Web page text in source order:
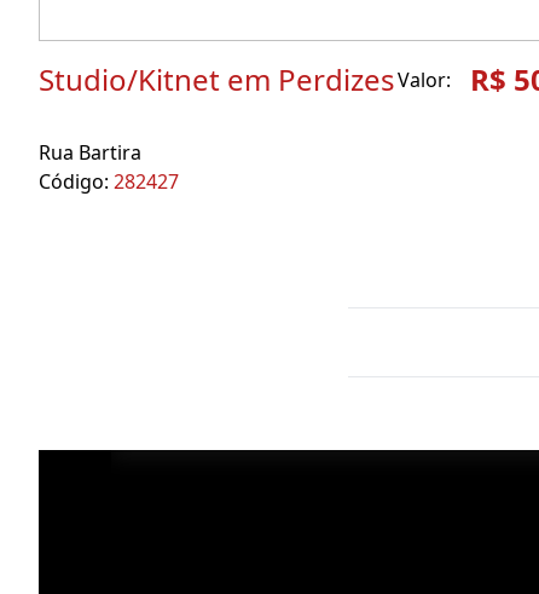
Studio/Kitnet em PerdizesValor: R$
Rua Bartira
Código: 282427